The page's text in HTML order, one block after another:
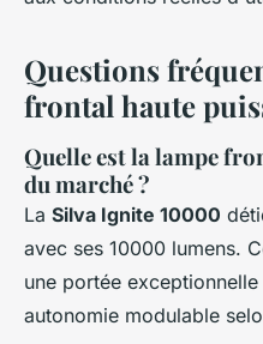
Questions
frontal haute
Quelle est la lampe
du marché ?
La Silva Ignite 10000
avec ses 10000 lumens.
une portée
autonomie modulable